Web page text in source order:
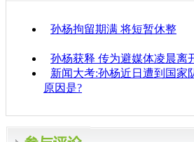
孙杨拘留期满 将短暂休整
孙杨获释 传为避媒体凌晨离
新闻大考:孙杨近日遭到国家
原因是?